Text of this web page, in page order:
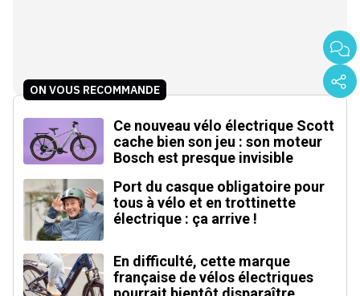
ON VOUS RECOMMANDE
Ce nouveau vélo électrique Scott
cache bien son jeu : son moteur
Bosch est presque invisible
Port du casque obligatoire pour
tous à vélo et en trottinette
électrique : ça arrive !
En difficulté, cette marque
française de vélos électriques